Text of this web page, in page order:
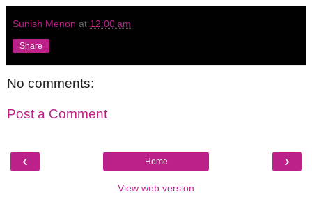
Sunish Menon at 12:00 am
Share
No comments:
Post a Comment
‹ ›
Home
View web version